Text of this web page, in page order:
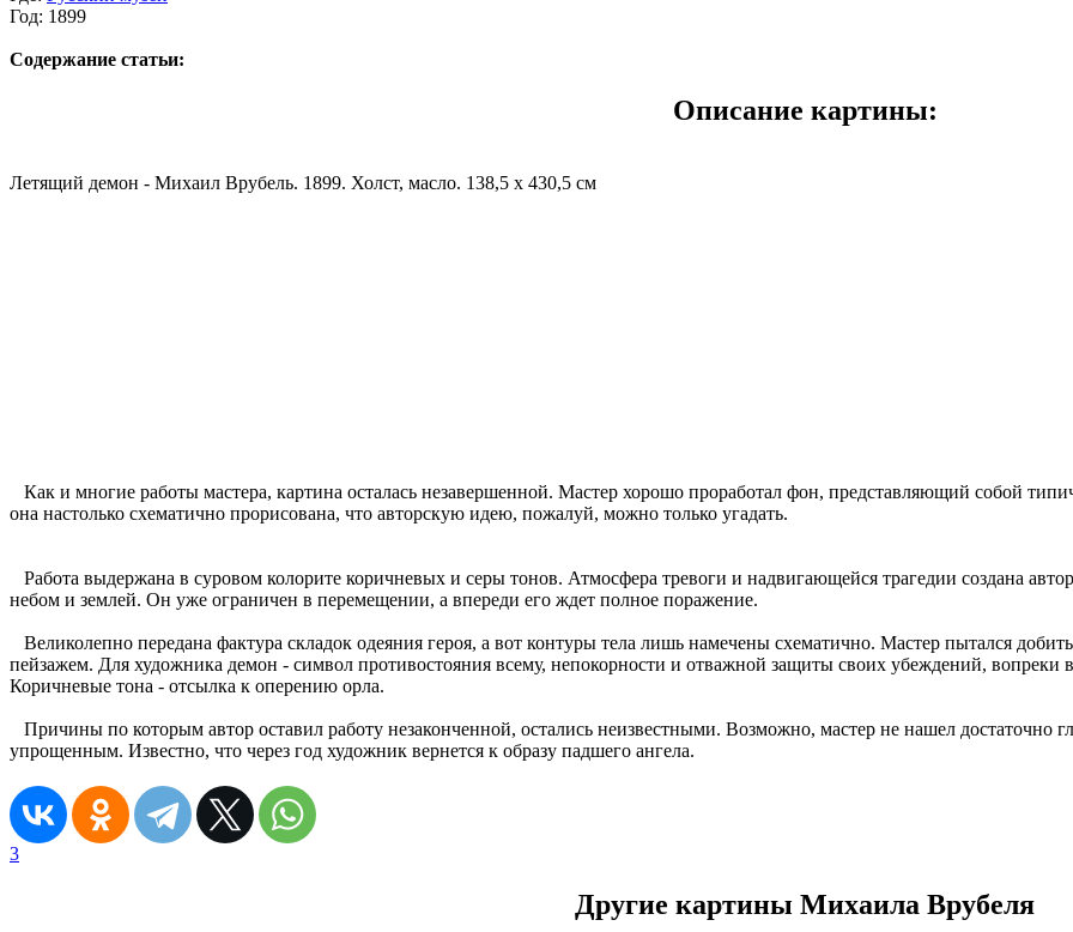
Год: 1899
Содержание статьи:
Описание картины:
Летящий демон - Михаил Врубель. 1899. Холст, масло. 138,5 x 430,5 см
Как и многие работы мастера, картина осталась незавершенной. Мастер хорошо проработал фон, представляющий собой
она настолько схематично прорисована, что авторскую идею, пожалуй, можно только угадать.
Работа выдержана в суровом колорите коричневых и серы тонов. Атмосфера тревоги и надвигающейся трагедии создана
небом и землей. Он уже ограничен в перемещении, а впереди его ждет полное поражение.
Великолепно передана фактура складок одеяния героя, а вот контуры тела лишь намечены схематично. Мастер пытался
пейзажем. Для художника демон - символ противостояния всему, непокорности и отважной защиты своих убеждений, вопреки
Коричневые тона - отсылка к оперению орла.
Причины по которым автор оставил работу незаконченной, остались неизвестными. Возможно, мастер не нашел достаточно
упрощенным. Известно, что через год художник вернется к образу падшего ангела.
3
Другие картины Михаила Врубеля